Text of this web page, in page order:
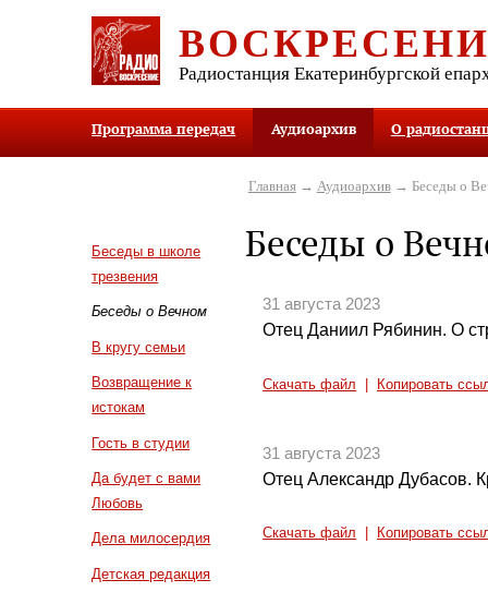
Радиостанция Екатеринбургской
Программа передач Аудиоархив О
Беседы в школе
трезвения
Беседы о Вечном
В кругу семьи
Возвращение к
истокам
Гость в студии
Да будет с вами
Любовь
Дела милосердия
Детская редакция
Главная→ Аудиоархив→ Беседы о
Беседы о
31 августа 2023
Отец Даниил Рябинин. О
Скачать файл Копировать
31 августа 2023
Отец Александр Дубасов.
Скачать файл Копировать